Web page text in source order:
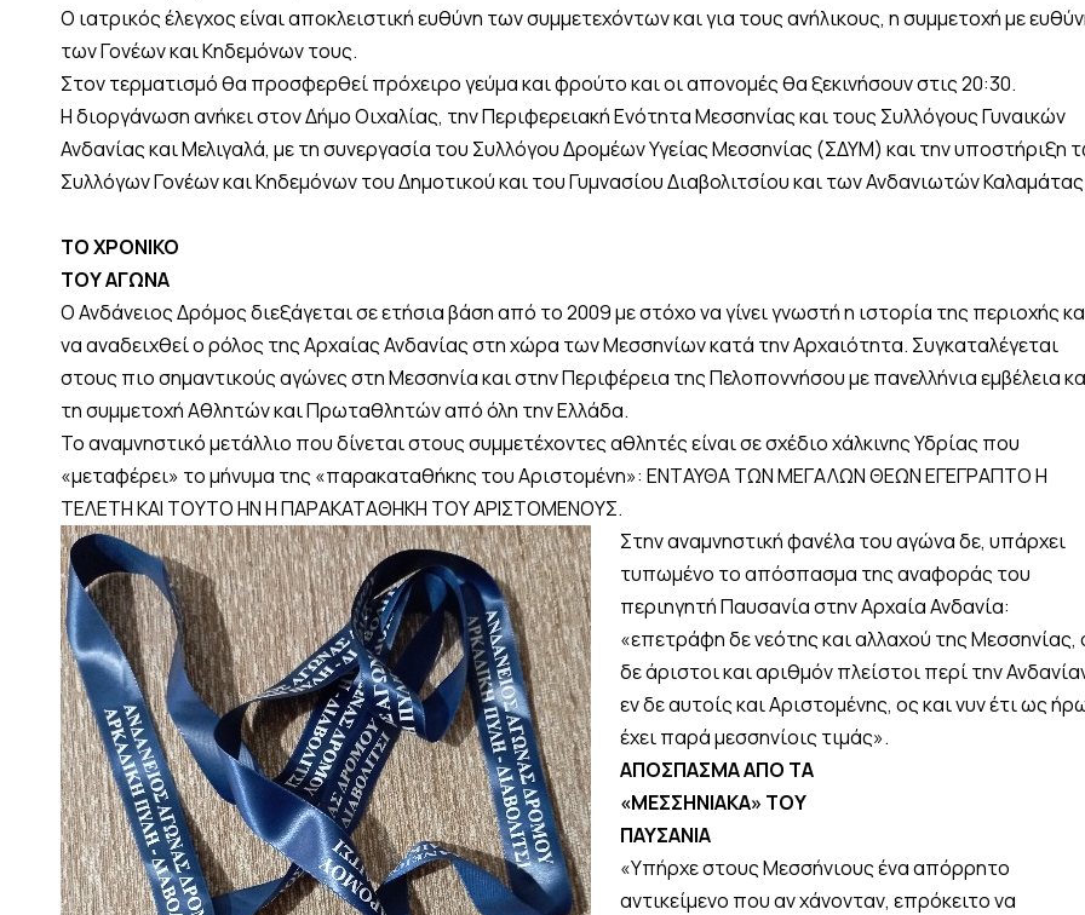
Ο ιατρικός έλεγχος είναι αποκλειστική ευθύνη των συμμετεχόντων και για τους ανήλικους, η συμμετοχή με
των Γονέων και Κηδεμόνων τους.
Στον τερματισμό θα προσφερθεί πρόχειρο γεύμα και φρούτο και οι απονομές θα ξεκινήσουν στις 20:30.
Η διοργάνωση ανήκει στον Δήμο Οιχαλίας, την Περιφερειακή Ενότητα Μεσσηνίας και τους Συλλόγους Γυναικών
Ανδανίας και Μελιγαλά, με τη συνεργασία του Συλλόγου Δρομέων Υγείας Μεσσηνίας (ΣΔΥΜ) και την υποστήριξη
Συλλόγων Γονέων και Κηδεμόνων του Δημοτικού και του Γυμνασίου Διαβολιτσίου και των Ανδανιωτών
ΤΟ ΧΡΟΝΙΚΟ
ΤΟΥ ΑΓΩΝΑ
Ο Ανδάνειος Δρόμος διεξάγεται σε ετήσια βάση από το 2009 με στόχο να γίνει γνωστή η ιστορία της περιοχής
να αναδειχθεί ο ρόλος της Αρχαίας Ανδανίας στη χώρα των Μεσσηνίων κατά την Αρχαιότητα. Συγκαταλέγεται
στους πιο σημαντικούς αγώνες στη Μεσσηνία και στην Περιφέρεια της Πελοποννήσου με πανελλήνια εμβέλεια
τη συμμετοχή Αθλητών και Πρωταθλητών από όλη την Ελλάδα.
Το αναμνηστικό μετάλλιο που δίνεται στους συμμετέχοντες αθλητές είναι σε σχέδιο χάλκινης Υδρίας που
«μεταφέρει» το μήνυμα της «παρακαταθήκης του Αριστομένη»: ΕΝΤΑΥΘΑ ΤΩΝ ΜΕΓΑΛΩΝ ΘΕΩΝ ΕΓΕΓΡΑΠΤΟ Η
ΤΕΛΕΤΗ ΚΑΙ ΤΟΥΤΟ ΗΝ Η ΠΑΡΑΚΑΤΑΘΗΚΗ ΤΟΥ ΑΡΙΣΤΟΜΕΝΟΥΣ.
Στην αναμνηστική φανέλα του αγώνα δε, υπάρχει
τυπωμένο το απόσπασμα της αναφοράς του
περιηγητή Παυσανία στην Αρχαία Ανδανία:
«επετράφη δε νεότης και αλλαχού της Μεσσηνίας,
δε άριστοι και αριθμόν πλείστοι περί την
εν δε αυτοίς και Αριστομένης, ος και νυν έτι ως
έχει παρά μεσσηνίοις τιμάς».
ΑΠΟΣΠΑΣΜΑ ΑΠΟ ΤΑ
«ΜΕΣΣΗΝΙΑΚΑ» ΤΟΥ
ΠΑΥΣΑΝΙΑ
«Υπήρχε στους Μεσσήνιους ένα απόρρητο
αντικείμενο που αν χάνονταν, επρόκειτο να